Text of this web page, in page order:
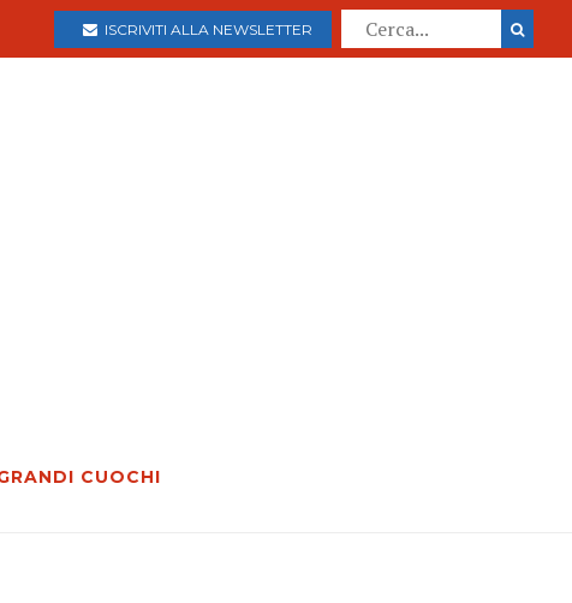
ISCRIVITI ALLA NEWSLETTER
CUOCHI